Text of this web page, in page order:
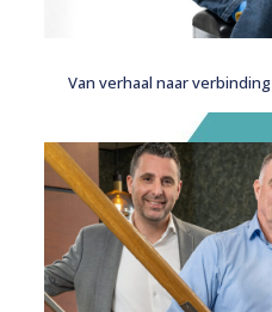
Van verhaal naar verbinding